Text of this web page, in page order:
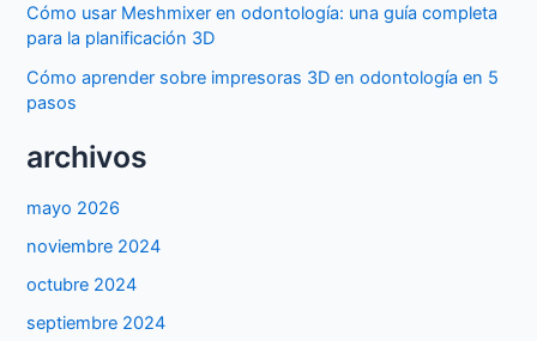
Cómo usar Meshmixer en odontología: una guía completa
para la planificación 3D
Cómo aprender sobre impresoras 3D en odontología en 5
pasos
archivos
mayo 2026
noviembre 2024
octubre 2024
septiembre 2024